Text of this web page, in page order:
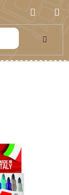
KOŠÍK